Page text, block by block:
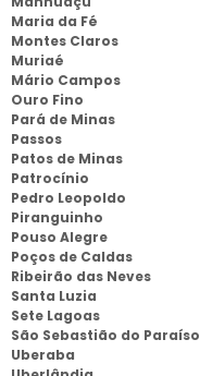
Maria da Fé
Montes Claros
Muriaé
Mário Campos
Ouro Fino
Pará de Minas
Passos
Patos de Minas
Patrocínio
Pedro Leopoldo
Piranguinho
Pouso Alegre
Poços de Caldas
Ribeirão das Neves
Santa Luzia
Sete Lagoas
São Sebastião do Paraíso
Uberaba